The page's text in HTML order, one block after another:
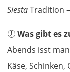
SiestaTradition
🕖Was gibt es
Abends isst
Käse,
Karditsa
Lamia